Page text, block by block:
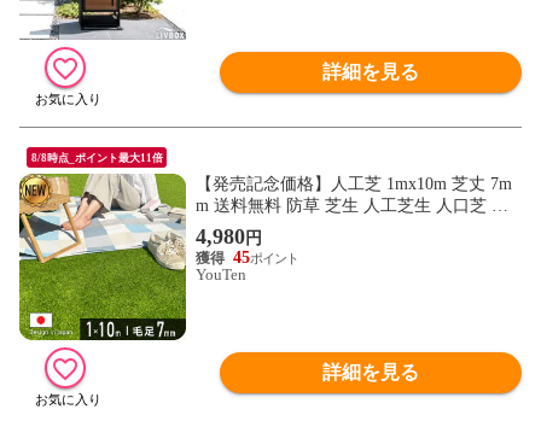
詳細を見る
8/8時点_ポイント最大11倍
【発売記念価格】人工芝 1mx10m 芝丈 7m
m 送料無料 防草 芝生 人工芝生 人口芝 防
草シート 人工芝リアル ガーデニング ガー
デン ベランダ バルコニー 屋上 テラス ロ
ール ピン ガーデン 芝 人工芝生 人工芝マ
4,980円
45
YouTen
詳細を見る